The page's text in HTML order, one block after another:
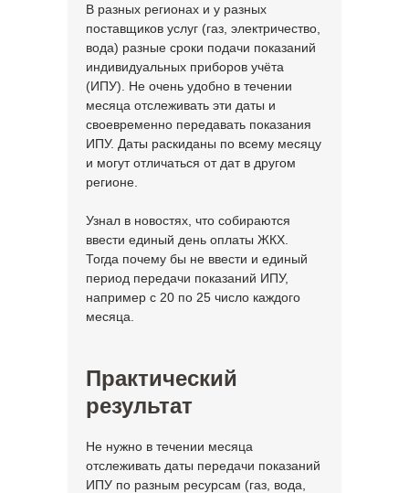
В разных регионах и у разных
поставщиков услуг (газ, электричество,
вода) разные сроки подачи показаний
индивидуальных приборов учёта
(ИПУ). Не очень удобно в течении
месяца отслеживать эти даты и
своевременно передавать показания
ИПУ. Даты раскиданы по всему месяцу
и могут отличаться от дат в другом
регионе.
Узнал в новостях, что собираются
ввести единый день оплаты ЖКХ.
Тогда почему бы не ввести и единый
период передачи показаний ИПУ,
например с 20 по 25 число каждого
месяца.
Практический
результат
Не нужно в течении месяца
отслеживать даты передачи показаний
ИПУ по разным ресурсам (газ, вода,